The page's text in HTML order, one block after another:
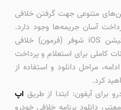
متنوعی جهت گرفتن خلافی
آسان جریمه‌ها وجود دارد.
یکی از این برنامه‌ها، اپلیکیشن iOS شوفر (فرمون) خلافی
کاملی برای استعلام و پرداخت
مراحل دانلود و استفاده از
کرد.
برای آیفون: ابتدا از طریق اپ